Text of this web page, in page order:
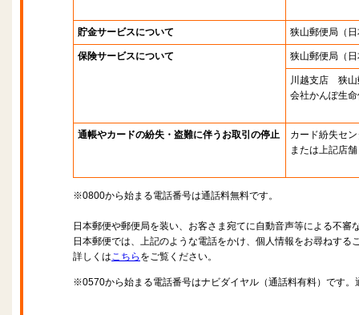
貯金サービスについて 狭山郵便局 （
保険サービスについて 狭山郵便局 （
川越支店 狭山
会社かんぽ生
通帳やカードの紛失・盗難に伴うお取引の停止
カード紛失セ
または上記店舗
※0800から始まる電話番号は通話料無料です。
日本郵便や郵便局を装い、お客さま宛てに自動音声等による不審
日本郵便では、上記のような電話をかけ、個人情報をお尋ねする
詳しくはこちら をご覧ください。
※0570から始まる電話番号はナビダイヤル（通話料有料）です